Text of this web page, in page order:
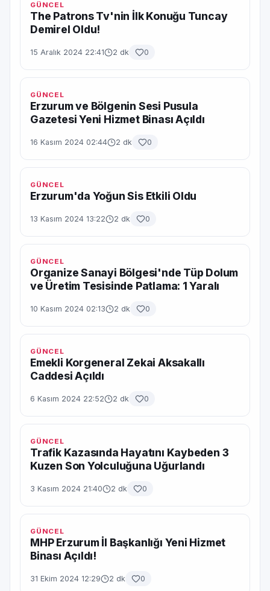
GÜNCEL
The Patrons Tv'nin İlk Konuğu Tuncay
Demirel Oldu!
15 Aralık 2024 22:41 2 dk 0
GÜNCEL
Erzurum ve Bölgenin Sesi Pusula
Gazetesi Yeni Hizmet Binası Açıldı
16 Kasım 2024 02:44 2 dk 0
GÜNCEL
Erzurum'da Yoğun Sis Etkili Oldu
13 Kasım 2024 13:22 2 dk 0
GÜNCEL
Organize Sanayi Bölgesi'nde Tüp Dolum
ve Üretim Tesisinde Patlama: 1 Yaralı
10 Kasım 2024 02:13 2 dk 0
GÜNCEL
Emekli Korgeneral Zekai Aksakallı
Caddesi Açıldı
6 Kasım 2024 22:52 2 dk 0
GÜNCEL
Trafik Kazasında Hayatını Kaybeden 3
Kuzen Son Yolculuğuna Uğurlandı
3 Kasım 2024 21:40 2 dk 0
GÜNCEL
MHP Erzurum İl Başkanlığı Yeni Hizmet
Binası Açıldı!
31 Ekim 2024 12:29 2 dk 0